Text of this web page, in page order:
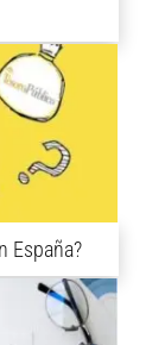
España?